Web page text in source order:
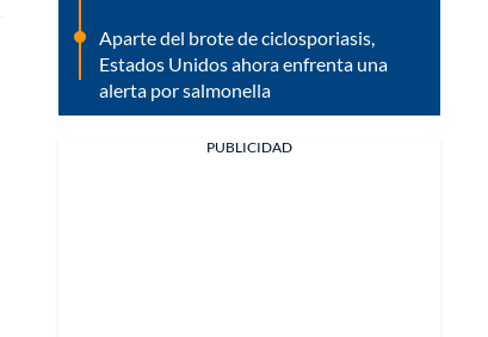
Aparte del brote de ciclosporiasis,
Estados Unidos ahora enfrenta una
alerta por salmonella
PUBLICIDAD